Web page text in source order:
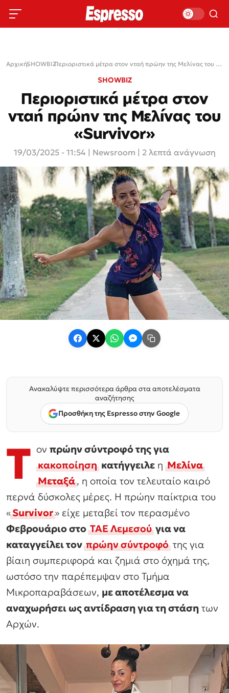
Αρχική›
SHOWBIZ› Περιοριστικά μέτρα στον νταή πρώην της Μελίνας του «Survivor»
SHOWBIZ
Περιοριστικά μέτρα στον
νταή πρώην της Μελίνας του
«Survivor»
19/03/2025 - 11:54 Newsroom | 2 λεπτά ανάγνωση
Ανακαλύψτε περισσότερα άρθρα στα αποτελέσματα
αναζήτησης
Προσθήκη της Espresso στην Google
Τ ον πρώην σύντροφό της για
κακοποίηση κατήγγειλε ηΜελίνα
Μεταξά, η οποία τον τελευταίο καιρό
περνά δύσκολες μέρες. Η πρώην παίκτρια του
«Survivor» είχε μεταβεί τον περασμένο
Φεβρουάριο στοΤΑΕ Λεμεσούγια να
καταγγείλει τονπρώην σύντροφότης για
βίαιη συμπεριφορά και ζημιά στο όχημά της,
ωστόσο την παρέπεμψαν στο Τμήμα
Μικροπαραβάσεων, με αποτέλεσμα να
αναχωρήσει ως αντίδραση για τη στάση των
Αρχών.